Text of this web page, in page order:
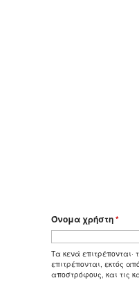
Όνομα χρήστη*
Τα κενά επιτρέπονται·
επιτρέπονται, εκτός
αποστρόφους, και τις